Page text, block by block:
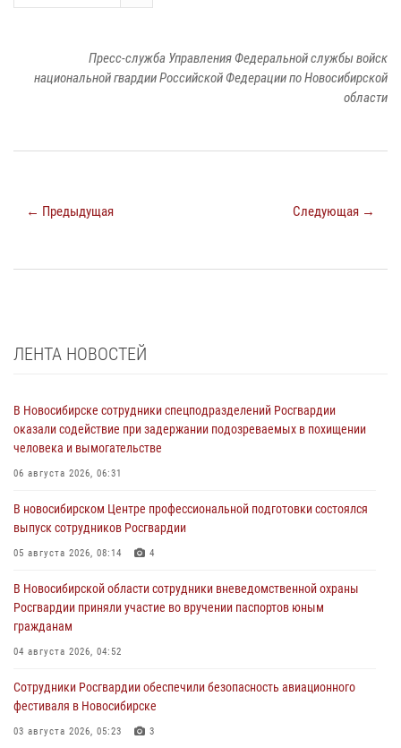
Пресс-служба Управления Федеральной службы войск
национальной гвардии Российской Федерации по Новосибирской
области
← Предыдущая Следующая →
ЛЕНТА НОВОСТЕЙ
В Новосибирске сотрудники спецподразделений Росгвардии
оказали содействие при задержании подозреваемых в похищении
человека и вымогательстве
06 августа 2026, 06:31
В новосибирском Центре профессиональной подготовки состоялся
выпуск сотрудников Росгвардии
05 августа 2026, 08:14 4
В Новосибирской области сотрудники вневедомственной охраны
Росгвардии приняли участие во вручении паспортов юным
гражданам
04 августа 2026, 04:52
Сотрудники Росгвардии обеспечили безопасность авиационного
фестиваля в Новосибирске
03 августа 2026, 05:23 3